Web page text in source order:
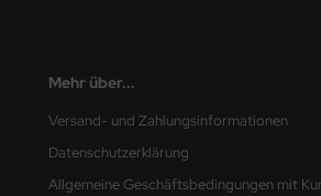
Mehr über...
Versand- und Zahlungsinformationen
Datenschutzerklärung
Allgemeine Geschäftsbedingungen mit
Hobby / Gunze Sangyo
Beemax
Hobby